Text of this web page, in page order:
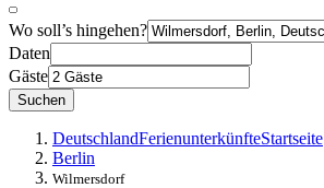
Wo soll’s hingehen?
Daten
Gäste
Suchen
DeutschlandFerienunterkünfteStartseite
Berlin
Wilmersdorf